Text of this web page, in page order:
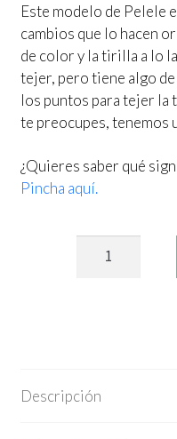
Este modelo de Pelele
cambios que lo hacen
de color y la tirilla a lo
tejer, pero tiene algo
los puntos para tejer
te preocupes, tenemos
¿Quieres saber qué
Pincha aquí.
Pelele
Descripción